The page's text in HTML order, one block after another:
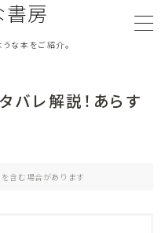
書房
な本をご紹介。
バレ解説！あらす
含む場合があります